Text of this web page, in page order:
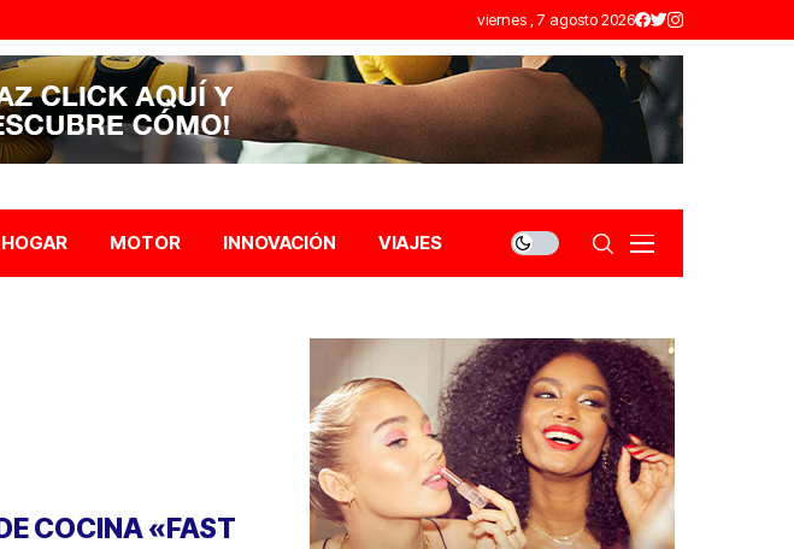
viernes , 7 agosto 2026
HOGAR MOTOR INNOVACIÓN VIAJES
COCINA «FAST